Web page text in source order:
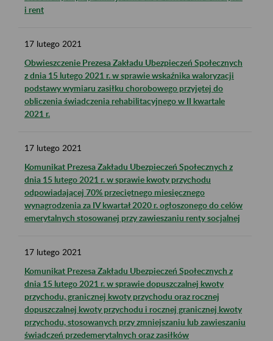
i rent
17 lutego 2021
Obwieszczenie Prezesa Zakładu Ubezpieczeń Społecznych
z dnia 15 lutego 2021 r. w sprawie wskaźnika waloryzacji
podstawy wymiaru zasiłku chorobowego przyjętej do
obliczenia świadczenia rehabilitacyjnego w II kwartale
2021 r.
17 lutego 2021
Komunikat Prezesa Zakładu Ubezpieczeń Społecznych z
dnia 15 lutego 2021 r. w sprawie kwoty przychodu
odpowiadającej 70% przeciętnego miesięcznego
wynagrodzenia za IV kwartał 2020 r. ogłoszonego do celów
emerytalnych stosowanej przy zawieszaniu renty socjalnej
17 lutego 2021
Komunikat Prezesa Zakładu Ubezpieczeń Społecznych z
dnia 15 lutego 2021 r. w sprawie dopuszczalnej kwoty
przychodu, granicznej kwoty przychodu oraz rocznej
dopuszczalnej kwoty przychodu i rocznej granicznej kwoty
przychodu, stosowanych przy zmniejszaniu lub zawieszaniu
świadczeń przedemerytalnych oraz zasiłków